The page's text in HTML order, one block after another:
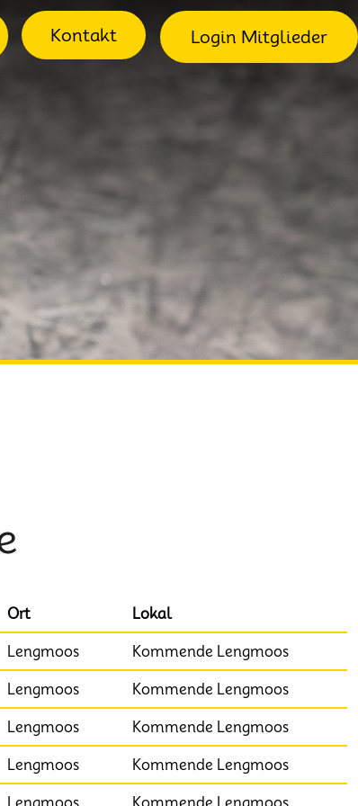
Kontakt Login Mitglieder
Ort Lokal
Lengmoos Kommende Lengmoos
Lengmoos Kommende Lengmoos
Lengmoos Kommende Lengmoos
Lengmoos Kommende Lengmoos
Lengmoos Kommende Lengmoos